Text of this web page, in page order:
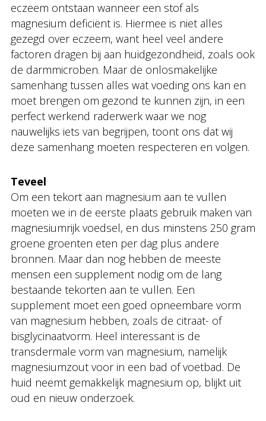
eczeem ontstaan wanneer een stof als
magnesium deficiënt is. Hiermee is niet alles
gezegd over eczeem, want heel veel andere
factoren dragen bij aan huidgezondheid, zoals ook
de darmmicroben. Maar de onlosmakelijke
samenhang tussen alles wat voeding ons kan en
moet brengen om gezond te kunnen zijn, in een
perfect werkend raderwerk waar we nog
nauwelijks iets van begrijpen, toont ons dat wij
deze samenhang moeten respecteren en volgen.
Teveel
Om een tekort aan magnesium aan te vullen
moeten we in de eerste plaats gebruik maken van
magnesiumrijk voedsel, en dus minstens 250 gram
groene groenten eten per dag plus andere
bronnen. Maar dan nog hebben de meeste
mensen een supplement nodig om de lang
bestaande tekorten aan te vullen. Een
supplement moet een goed opneembare vorm
van magnesium hebben, zoals de citraat- of
bisglycinaatvorm. Heel interessant is de
transdermale vorm van magnesium, namelijk
magnesiumzout voor in een bad of voetbad. De
huid neemt gemakkelijk magnesium op, blijkt uit
oud en nieuw onderzoek.